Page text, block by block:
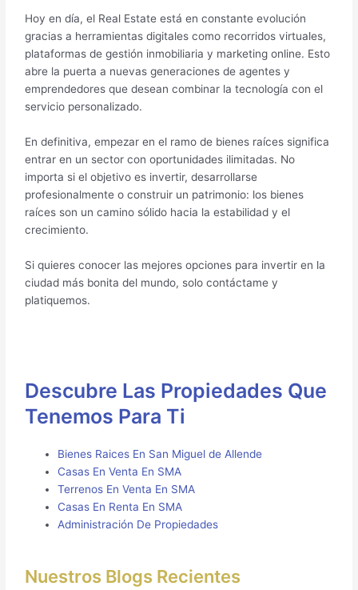
Hoy en día, el Real Estate está en constante evolución
gracias a herramientas digitales como recorridos virtuales,
plataformas de gestión inmobiliaria y marketing online. Esto
abre la puerta a nuevas generaciones de agentes y
emprendedores que desean combinar la tecnología con el
servicio personalizado.
En definitiva, empezar en el ramo de bienes raíces significa
entrar en un sector con oportunidades ilimitadas. No
importa si el objetivo es invertir, desarrollarse
profesionalmente o construir un patrimonio: los bienes
raíces son un camino sólido hacia la estabilidad y el
crecimiento.
Si quieres conocer las mejores opciones para invertir en la
ciudad más bonita del mundo, solo contáctame y
platiquemos.
Descubre Las Propiedades Que
Tenemos Para Ti
Bienes Raices En San Miguel de Allende
Casas En Venta En SMA
Terrenos En Venta En SMA
Casas En Renta En SMA
Administración De Propiedades
Nuestros Blogs Recientes